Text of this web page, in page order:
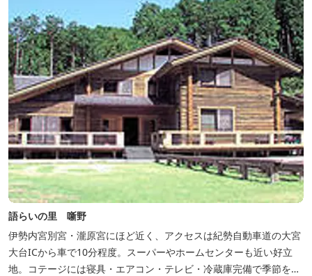
語らいの里 噺野
伊勢内宮別宮・瀧原宮にほど近く、アクセスは紀勢自動車道の大宮
大台ICから車で10分程度。スーパーやホームセンターも近い好立
地。コテージには寝具・エアコン・テレビ・冷蔵庫完備で季節を問